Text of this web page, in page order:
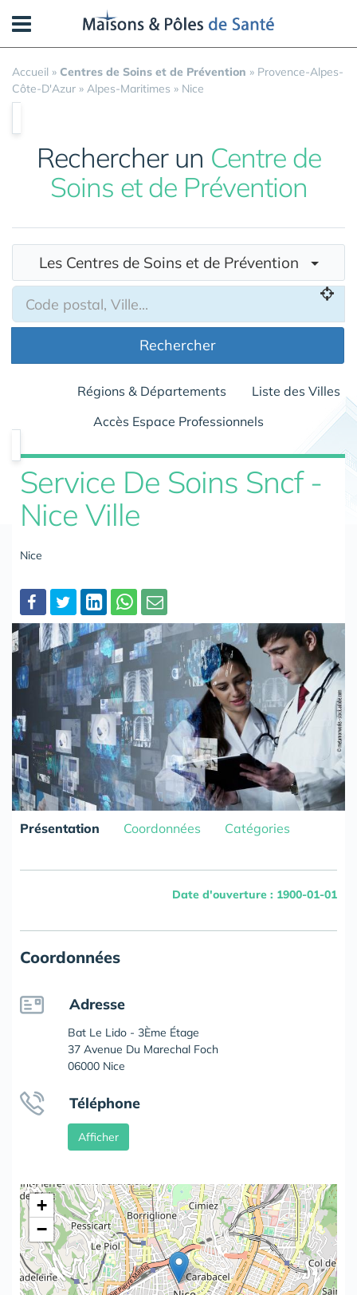
Accueil » Centres de Soins et de Prévention » Provence-Alpes-
Côte-D'Azur » Alpes-Maritimes » Nice
Rechercher un Centre de
Soins et de Prévention
Les Centres de Soins et de Prévention
Rechercher
Régions & Départements
Liste des Villes
Accès Espace Professionnels
Service De Soins Sncf -
Nice Ville
Nice
Partager
Présentation Coordonnées Catégories
Date d'ouverture : 1900-01-01
Coordonnées
Adresse
Bat Le Lido - 3Ème Étage
37 Avenue Du Marechal Foch
06000 Nice
Téléphone
Afficher
+
−
Panneau de gestion des cookies